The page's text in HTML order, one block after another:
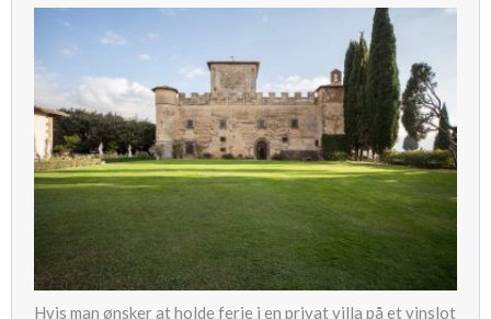
Hvis man ønsker at holde ferie i en privat villa på et vinslot